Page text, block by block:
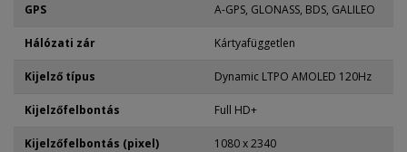
GPS A-GPS, GLONASS, BDS, GALILEO
Hálózati zár Kártyafüggetlen
Kijelző típus Dynamic LTPO AMOLED 120Hz
Kijelzőfelbontás Full HD+
Kijelzőfelbontás (pixel) 1080 x 2340